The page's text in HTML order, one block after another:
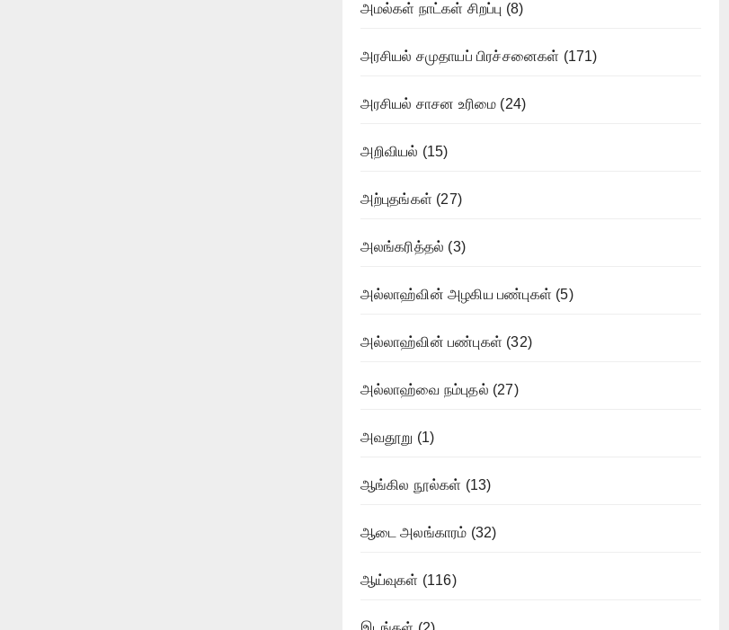
அமல்கள் நாட்கள் சிறப்பு (8)
அரசியல் சமுதாயப் பிரச்சனைகள் (171)
அரசியல் சாசன உரிமை (24)
அறிவியல் (15)
அற்புதங்கள் (27)
அலங்கரித்தல் (3)
அல்லாஹ்வின் அழகிய பண்புகள் (5)
அல்லாஹ்வின் பண்புகள் (32)
அல்லாஹ்வை நம்புதல் (27)
அவதூறு (1)
ஆங்கில நூல்கள் (13)
ஆடை அலங்காரம் (32)
ஆய்வுகள் (116)